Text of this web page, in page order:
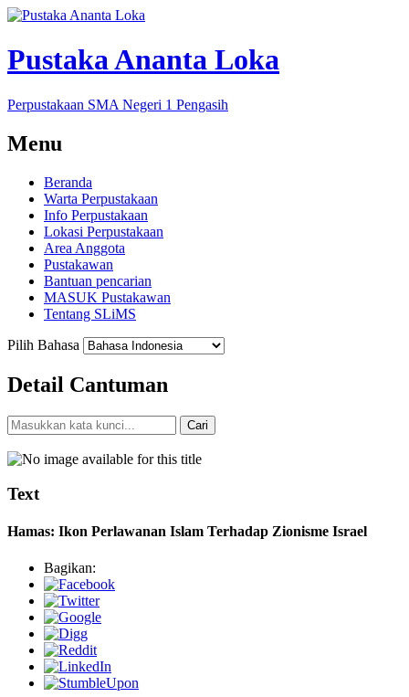
Pustaka Ananta Loka
Perpustakaan SMA Negeri 1 Pengasih
Menu
Beranda
Warta Perpustakaan
Info Perpustakaan
Lokasi Perpustakaan
Area Anggota
Pustakawan
Bantuan pencarian
MASUK Pustakawan
Tentang SLiMS
Pilih Bahasa
Detail Cantuman
Cari
Text
Hamas: Ikon Perlawanan Islam Terhadap Zionisme Israel
Bagikan: